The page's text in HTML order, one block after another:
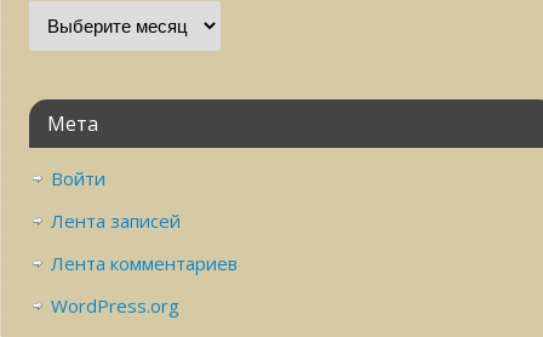
Мета
Войти
Лента записей
Лента комментариев
WordPress.org